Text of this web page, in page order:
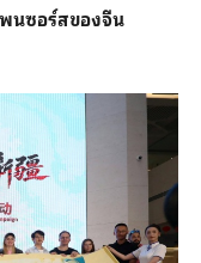
นซอร์สของจีน